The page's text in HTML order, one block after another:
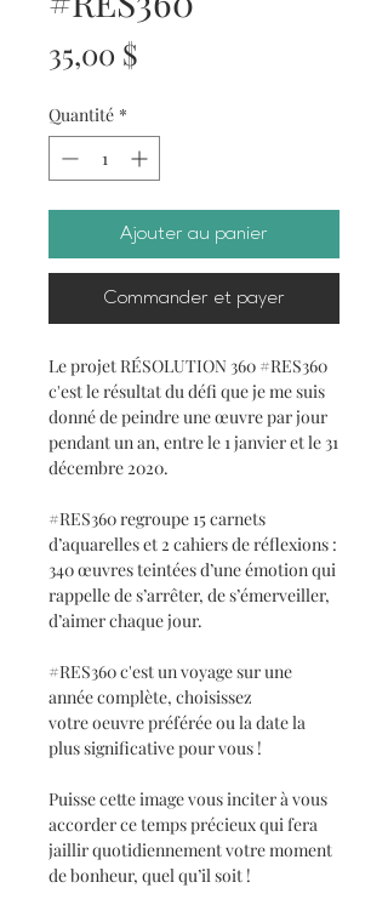
35,00 $
Quantité *
Ajouter au panier
Commander et payer
Le projet RÉSOLUTION 360 #RES360
c'est le résultat du défi que je me suis
donné de peindre une œuvre par jour
pendant un an, entre le 1 janvier et le 31
décembre 2020.
#RES360 regroupe 15 carnets
d’aquarelles et 2 cahiers de réflexions :
340 œuvres teintées d’une émotion qui
rappelle de s’arrêter, de s’émerveiller,
d’aimer chaque jour.
#RES360 c'est un voyage sur une
année complète, choisissez
votre oeuvre préférée ou la date la
plus significative pour vous !
Puisse cette image vous inciter à vous
accorder ce temps précieux qui fera
jaillir quotidiennement votre moment
de bonheur, quel qu’il soit !